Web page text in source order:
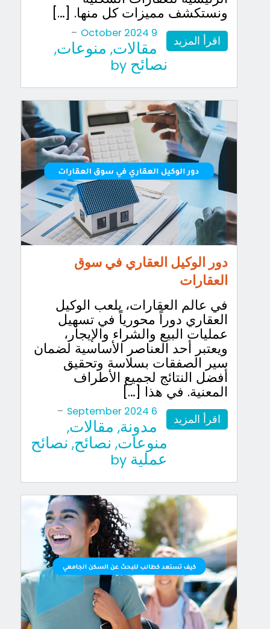
ونستكشف مميزات كل منها. […]
اقرأ المزيد
9 October 2024
-
مقالات, منوعات,
نصائح by
دور الوكيل العقاري في سوق
العقارات
في عالم العقارات، يلعب الوكيل
العقاري دوراً محورياً في تسهيل
عمليات البيع والشراء والإيجار،
ويعتبر أحد العناصر الأساسية لضمان
سير الصفقات بسلاسة وتحقيق
أفضل النتائج لجميع الأطراف
المعنية. في هذا […]
اقرأ المزيد
6 September 2024
-
مدونة, مقالات,
منوعات, نصائح, نصائح
عملية by